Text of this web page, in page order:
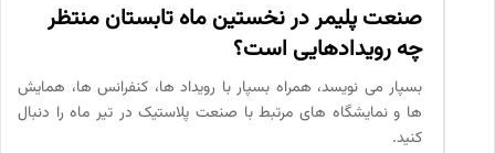
صنعت پلیمر در نخستین ماه تابستان منتظر
چه رویدادهایی است؟
بسپار می نویسد، همراه بسپار با رویداد ها، کنفرانس ها، همایش
ها و نمایشگاه های مرتبط با صنعت پلاستیک در تیر ماه را دنبال
کنید.